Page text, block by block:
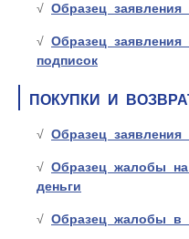
Образец
Образец
подписок
ПОКУПКИ И
Образец
Образец жалобы на
деньги
Образец жалобы в